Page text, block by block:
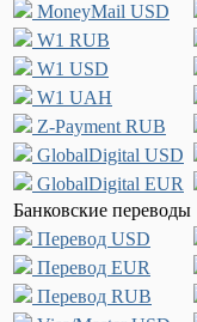
MoneyMail USD
W1 RUB
W1 USD
W1 UAH
Z-Payment RUB
GlobalDigital USD
GlobalDigital EUR
Банковские переводы
Перевод USD
Перевод EUR
Перевод RUB